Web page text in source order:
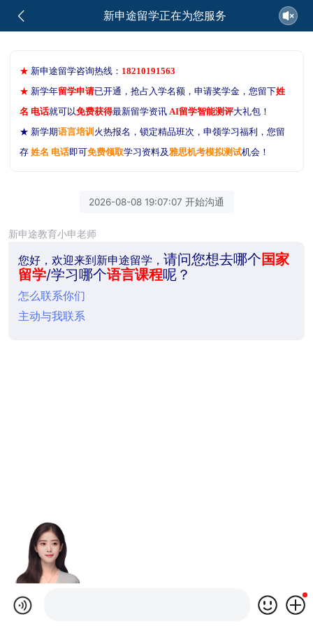
新申途留学正在为您服务
★ 新申途留学咨询热线： 18210191563
★ 新学年留学申请已开通，抢占入学名额，申请奖学金，您留下姓
名 电话就可以免费获得最新留学资讯 AI留学智能测评大礼包！
★ 新学期语言培训 火热报名，锁定精品班次，申领学习福利，您留
存姓名 电话即可免费领取学习资料及雅思机考模拟测试机会！
2026-08-08 19:07:07 开始沟通
新申途教育小申老师
您好，欢迎来到新申途留学， 请问您想去哪个国家
留学/学习哪个语言课程呢？
怎么联系你们
主动与我联系